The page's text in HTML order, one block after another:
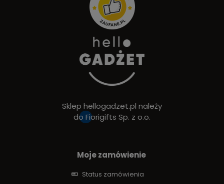
Sklep hellogadzet.pl należy
do Fiorigifts Sp. z o.o.
Moje zamówienie
Status zamówienia